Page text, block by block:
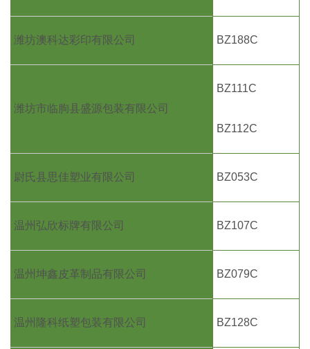
潍坊澳科达彩印有限公司 BZ188C
潍坊市临朐县盛源包装有限公司
BZ111C
BZ112C
尉氏县思佳塑业有限公司 BZ053C
温州弘欣标牌有限公司 BZ107C
温州坤鑫皮革制品有限公司 BZ079C
温州隆科纸塑包装有限公司 BZ128C